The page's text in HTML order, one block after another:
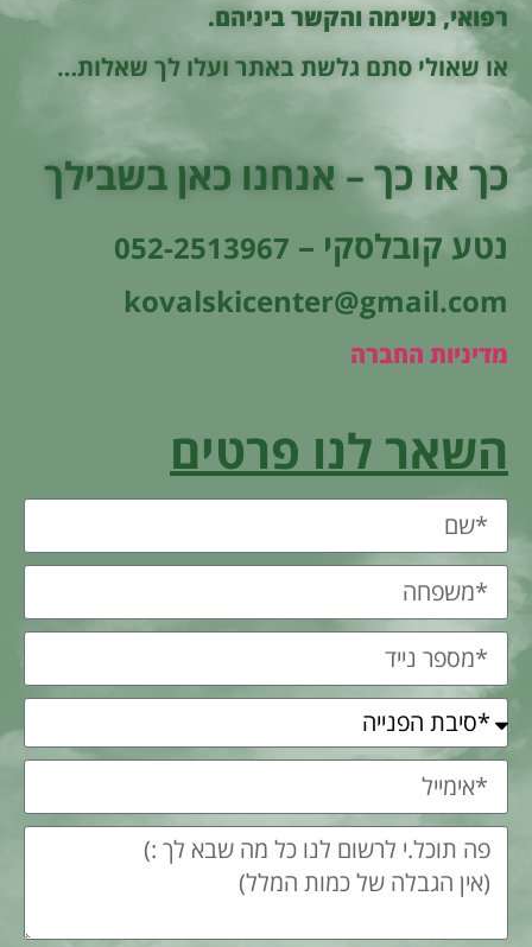
רפואי, נשימה והקשר ביניהם.
או שאולי סתם גלשת באתר ועלו לך שאלות…
כך או כך – אנחנו כאן בשבילך
נטע קובלסקי – 052-2513967
kovalskicenter@gmail.com
מדיניות החברה
השאר לנו פרטים